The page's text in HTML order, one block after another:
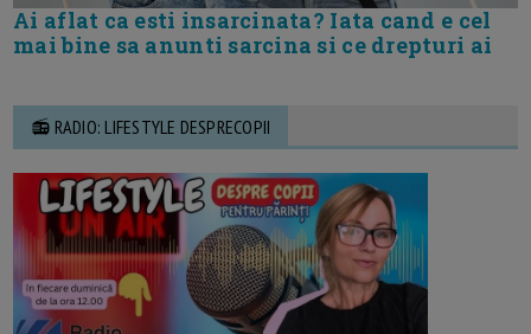
Ai aflat ca esti insarcinata? Iata cand e cel
mai bine sa anunti sarcina si ce drepturi ai
📻 RADIO: LIFESTYLE DESPRECOPII